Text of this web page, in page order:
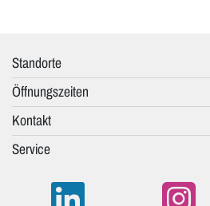
Standorte
Öffnungszeiten
Kontakt
Service